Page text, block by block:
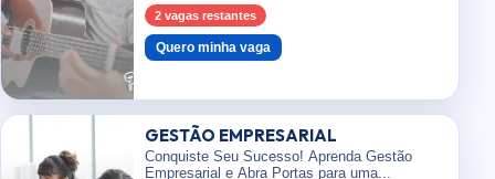
2 vagas restantes
Quero minha vaga
GESTÃO EMPRESARIAL
Conquiste Seu Sucesso! Aprenda Gestão
Empresarial e Abra Portas para uma...